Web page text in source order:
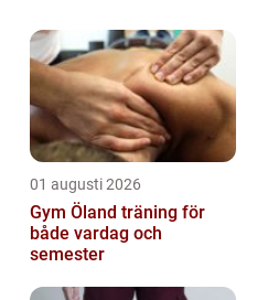
01 augusti 2026
Gym Öland träning för
både vardag och
semester